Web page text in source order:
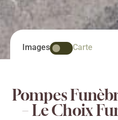
Images Carte
Pompes
– Le Choix